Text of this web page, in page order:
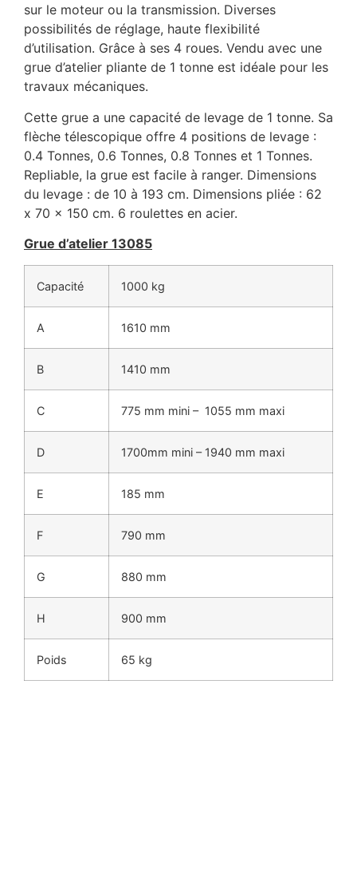
sur le moteur ou la transmission. Diverses
possibilités de réglage, haute flexibilité
d’utilisation. Grâce à ses 4 roues. Vendu avec une
grue d’atelier pliante de 1 tonne est idéale pour les
travaux mécaniques.
Cette grue a une capacité de levage de 1 tonne. Sa
flèche télescopique offre 4 positions de levage :
0.4 Tonnes, 0.6 Tonnes, 0.8 Tonnes et 1 Tonnes.
Repliable, la grue est facile à ranger. Dimensions
du levage : de 10 à 193 cm. Dimensions pliée : 62
x 70 x 150 cm. 6 roulettes en acier.
Grue d’atelier 13085
Capacité 1000 kg
A 1610 mm
B 1410 mm
C 775 mm mini – 1055 mm maxi
D 1700mm mini – 1940 mm maxi
E 185 mm
F 790 mm
G 880 mm
H 900 mm
Poids 65 kg